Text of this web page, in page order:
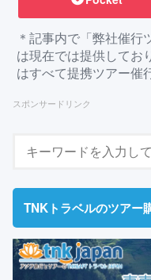
＊記事内で「弊社催
は現在では提供してお
はすべて提携ツアー催
スポンサードリンク
TNKトラベルのツアー